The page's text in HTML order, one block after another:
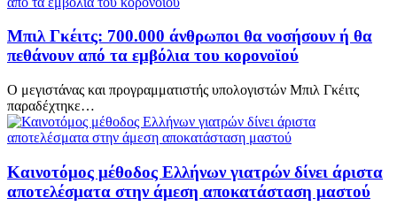
Μπιλ Γκέιτς: 700.000 άνθρωποι θα νοσήσουν ή θα
πεθάνουν από τα εμβόλια του κορονοϊού
Ο μεγιστάνας και προγραμματιστής υπολογιστών Μπιλ Γκέιτς
παραδέχτηκε…
Καινοτόμος μέθοδος Ελλήνων γιατρών δίνει άριστα
αποτελέσματα στην άμεση αποκατάσταση μαστού